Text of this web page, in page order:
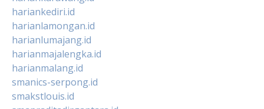
hariankediri.id
harianlamongan.id
harianlumajang.id
harianmajalengka.id
harianmalang.id
smanics-serpong.id
smakstlouis.id